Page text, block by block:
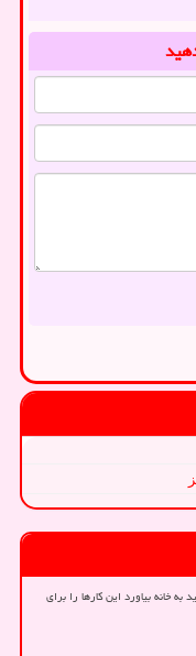
خانه بیاورد این کارها را برای